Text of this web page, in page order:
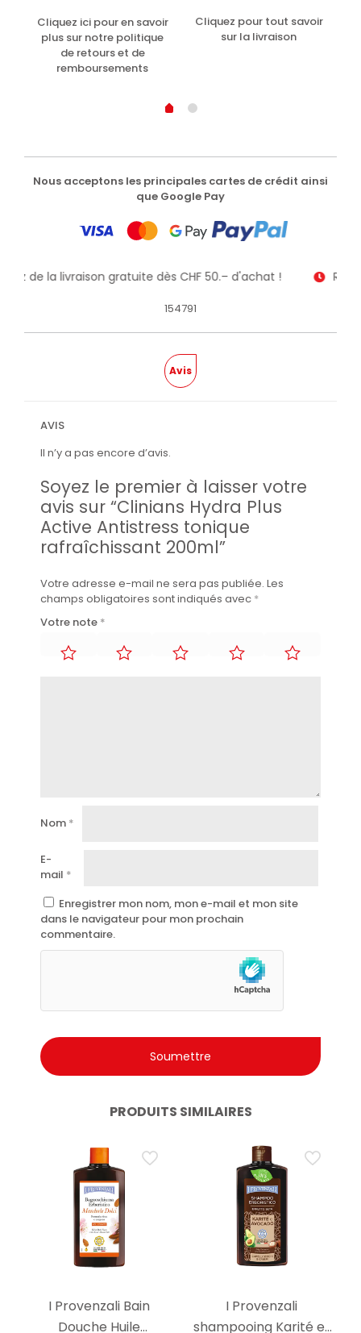
200ml
Cliquez ici pour en savoir
plus sur notre politique
de retours et de
remboursements
Cliquez pour tout savoir
sur la livraison
Nous acceptons les principales cartes de crédit ainsi
que Google Pay
de la livraison gratuite dès CHF 50.– d'achat !
154791
Avis
AVIS
Il n’y a pas encore d’avis.
Soyez le premier à laisser votre
avis sur “Clinians Hydra Plus
Active Antistress tonique
rafraîchissant 200ml”
Votre adresse e-mail ne sera pas publiée. Les
champs obligatoires sont indiqués avec *
Votre note *
Nom *
E-
mail *
Enregistrer mon nom, mon e-mail et mon site
dans le navigateur pour mon prochain
commentaire.
PRODUITS SIMILAIRES
I Provenzali Bain
Douche Huile
I Provenzali
shampooing Karité et